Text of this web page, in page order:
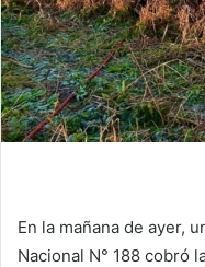
En la mañana de ayer,
Nacional N° 188 cobró